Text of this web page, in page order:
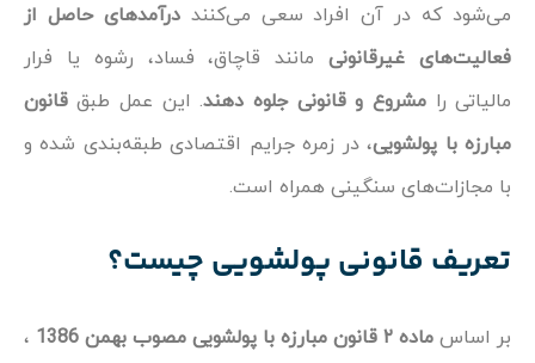
می‌شود که در آن افراد سعی می‌کننددرآمدهای حاصل از
فعالیت‌های غیرقانونیمانند قاچاق، فساد، رشوه یا فرار
مالیاتی رامشروع و قانونی جلوه دهند. این عمل طبققانون
مبارزه با پولشویی، در زمره جرایم اقتصادی طبقه‌بندی شده و
با مجازات‌های سنگینی همراه است.
تعریف قانونی پولشویی چیست؟
بر اساس ماده ۲ قانون مبارزه با پولشویی مصوب بهمن 1386
،